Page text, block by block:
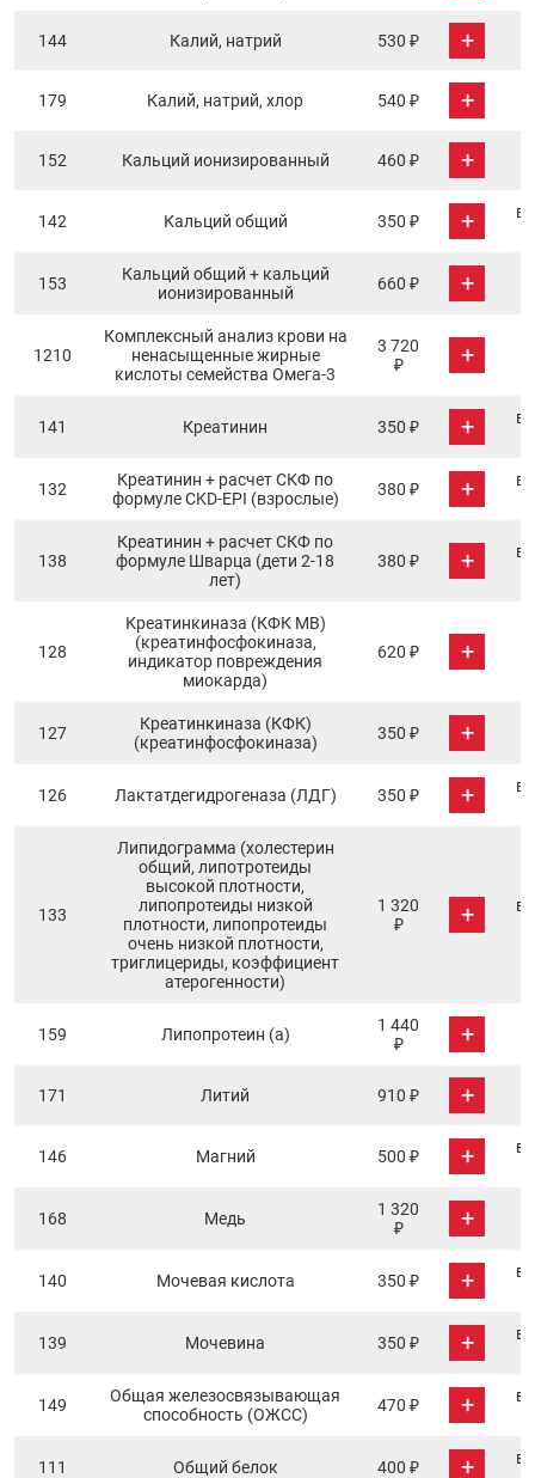
144 Калий, натрий 530 ₽ +
179 Калий, натрий, хлор 540 ₽ +
152 Кальций ионизированный 460 ₽ +
142 Кальций общий 350 ₽ + в
153
Кальций общий + кальций
ионизированный
660 ₽ +
1210
Комплексный анализ крови на
ненасыщенные жирные
кислоты семейства Омега-3
3 720
₽
+
141 Креатинин 350 ₽ + в
132
Креатинин + расчет СКФ по
формуле CKD-EPI (взрослые)
380 ₽ + в
138
Креатинин + расчет СКФ по
формуле Шварца (дети 2-18
лет)
380 ₽ + в
128
Креатинкиназа (КФК МВ)
(креатинфосфокиназа,
индикатор повреждения
миокарда)
620 ₽ +
127
Креатинкиназа (КФК)
(креатинфосфокиназа)
350 ₽ +
126 Лактатдегидрогеназа (ЛДГ) 350 ₽ + в
133
Липидограмма (холестерин
общий, липотротеиды
высокой плотности,
липопротеиды низкой
плотности, липопротеиды
очень низкой плотности,
триглицериды, коэффициент
атерогенности)
1 320
₽
+ в
159 Липопротеин (a)
1 440
₽
+
171 Литий 910 ₽ +
146 Магний 500 ₽ + в
168 Медь
1 320
₽
+
140 Мочевая кислота 350 ₽ + в
139 Мочевина 350 ₽ + в
149
Общая железосвязывающая
способность (ОЖСС)
470 ₽ + в
111 Общий белок 400 ₽ + в